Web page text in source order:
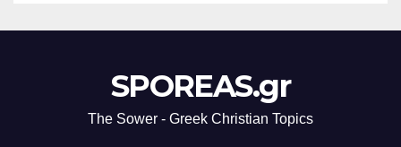
SPOREAS.gr
The Sower - Greek Christian Topics